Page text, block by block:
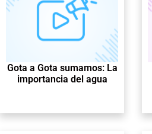
Gota a Gota sumamos: La
importancia del agua